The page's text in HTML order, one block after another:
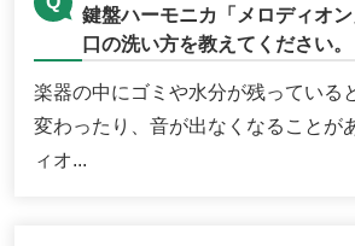
鍵盤ハーモニカ「メロディオ
口の洗い方を教えてください。
楽器の中にゴミや水分が残っている
変わったり、音が出なくなることが
ィオ...